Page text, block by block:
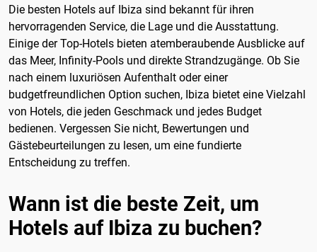
Die besten Hotels auf Ibiza sind bekannt für ihren
hervorragenden Service, die Lage und die Ausstattung.
Einige der Top-Hotels bieten atemberaubende Ausblicke auf
das Meer, Infinity-Pools und direkte Strandzugänge. Ob Sie
nach einem luxuriösen Aufenthalt oder einer
budgetfreundlichen Option suchen, Ibiza bietet eine Vielzahl
von Hotels, die jeden Geschmack und jedes Budget
bedienen. Vergessen Sie nicht, Bewertungen und
Gästebeurteilungen zu lesen, um eine fundierte
Entscheidung zu treffen.
Wann ist die beste Zeit, um
Hotels auf Ibiza zu buchen?